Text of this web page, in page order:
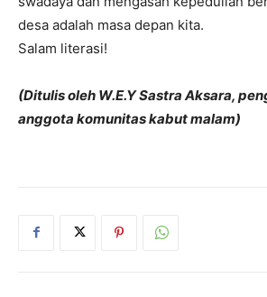
desa adalah masa depan kita.
Salam literasi!
(Ditulis oleh W.E.Y Sastra Aksara,
anggota komunitas kabut malam)